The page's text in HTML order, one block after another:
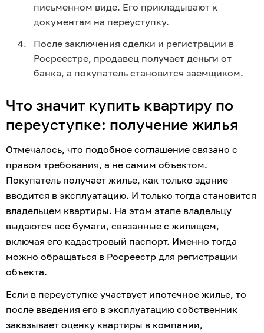
письменном виде. Его прикладывают к
документам на переуступку.
После заключения сделки и регистрации в
Росреестре, продавец получает деньги от
банка, а покупатель становится заемщиком.
Что значит купить квартиру по
переуступке: получение жилья
Отмечалось, что подобное соглашение связано с
правом требования, а не самим объектом.
Покупатель получает жилье, как только здание
вводится в эксплуатацию. И только тогда становится
владельцем квартиры. На этом этапе владельцу
выдаются все бумаги, связанные с жилищем,
включая его кадастровый паспорт. Именно тогда
можно обращаться в Росреестр для регистрации
объекта.
Если в переуступке участвует ипотечное жилье, то
после введения его в эксплуатацию собственник
заказывает оценку квартиры в компании,